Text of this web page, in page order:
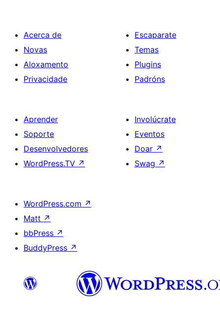
Acerca de
Novas
Aloxamento
Privacidade
Escaparate
Temas
Plugins
Padróns
Aprender
Soporte
Desenvolvedores
WordPress.TV ↗
Involúcrate
Eventos
Doar ↗
Swag ↗
WordPress.com ↗
Matt ↗
bbPress ↗
BuddyPress ↗